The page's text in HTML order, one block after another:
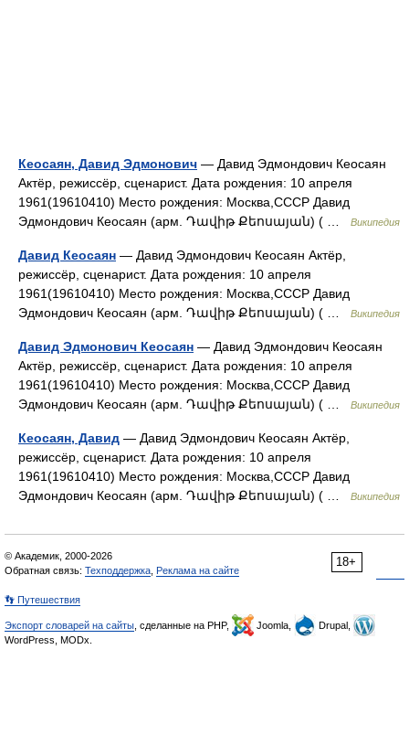
Кеосаян, Давид Эдмонович — Давид Эдмондович Кеосаян
Актёр, режиссёр, сценарист. Дата рождения: 10 апреля
1961(19610410) Место рождения: Москва,СССР Давид
Эдмондович Кеосаян (арм. Դավիթ Քեոսայան) ( …
Википедия
Давид Кеосаян — Давид Эдмондович Кеосаян Актёр,
режиссёр, сценарист. Дата рождения: 10 апреля
1961(19610410) Место рождения: Москва,СССР Давид
Эдмондович Кеосаян (арм. Դավիթ Քեոսայան) ( …
Википедия
Давид Эдмонович Кеосаян — Давид Эдмондович Кеосаян
Актёр, режиссёр, сценарист. Дата рождения: 10 апреля
1961(19610410) Место рождения: Москва,СССР Давид
Эдмондович Кеосаян (арм. Դավիթ Քեոսայան) ( …
Википедия
Кеосаян, Давид — Давид Эдмондович Кеосаян Актёр,
режиссёр, сценарист. Дата рождения: 10 апреля
1961(19610410) Место рождения: Москва,СССР Давид
Эдмондович Кеосаян (арм. Դավիթ Քեոսայան) ( …
Википедия
18+
© Академик, 2000-2026
Обратная связь: Техподдержка Реклама на сайте
👣 Путешествия
Экспорт словарей на сайты , сделанные на PHP, Joomla,
Drupal,
WordPress, MODx.